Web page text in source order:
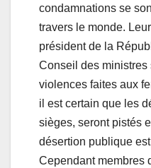
condamnations se
travers le monde.
président de la
Conseil des ministres
violences faites aux
il est certain que les
sièges, seront pistés
désertion publique
Cependant membres